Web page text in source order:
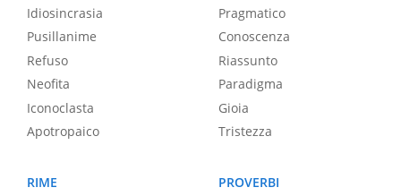
Idiosincrasia
Pusillanime
Refuso
Neofita
Iconoclasta
Apotropaico
Pragmatico
Conoscenza
Riassunto
Paradigma
Gioia
Tristezza
RIME
PROVERBI